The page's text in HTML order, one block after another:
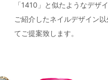
「1410」と似たようなデザ
ご紹介したネイルデザイン
てご提案致します。